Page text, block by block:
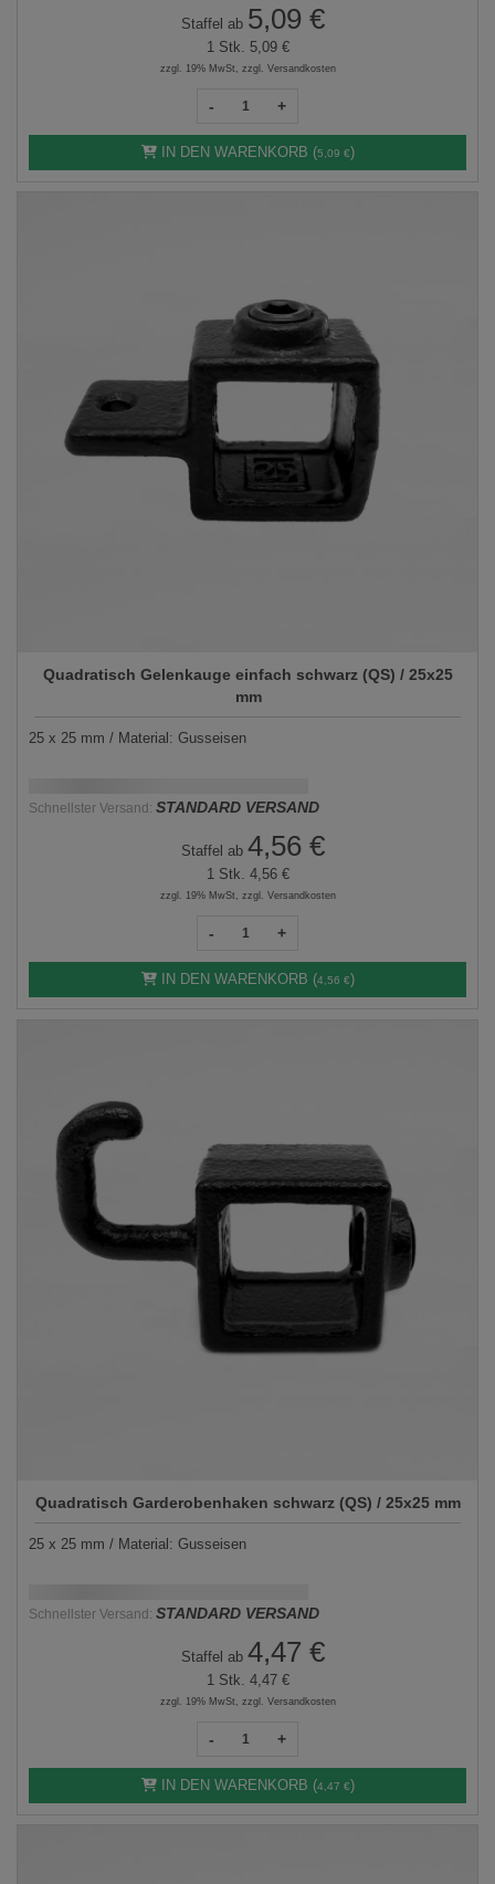
Staffel ab 5,09 €
1 Stk. 5,09 €
zzgl. 19% MwSt, zzgl. Versandkosten
- +
IN DEN WARENKORB (5,09 €)
Quadratisch Gelenkauge einfach schwarz (QS) / 25x25
mm
25 x 25 mm / Material: Gusseisen
Schnellster Versand: STANDARD VERSAND
Staffel ab 4,56 €
1 Stk. 4,56 €
zzgl. 19% MwSt, zzgl. Versandkosten
- +
IN DEN WARENKORB (4,56 €)
Quadratisch Garderobenhaken schwarz (QS) / 25x25 mm
25 x 25 mm / Material: Gusseisen
Schnellster Versand: STANDARD VERSAND
Staffel ab 4,47 €
1 Stk. 4,47 €
zzgl. 19% MwSt, zzgl. Versandkosten
- +
IN DEN WARENKORB (4,47 €)